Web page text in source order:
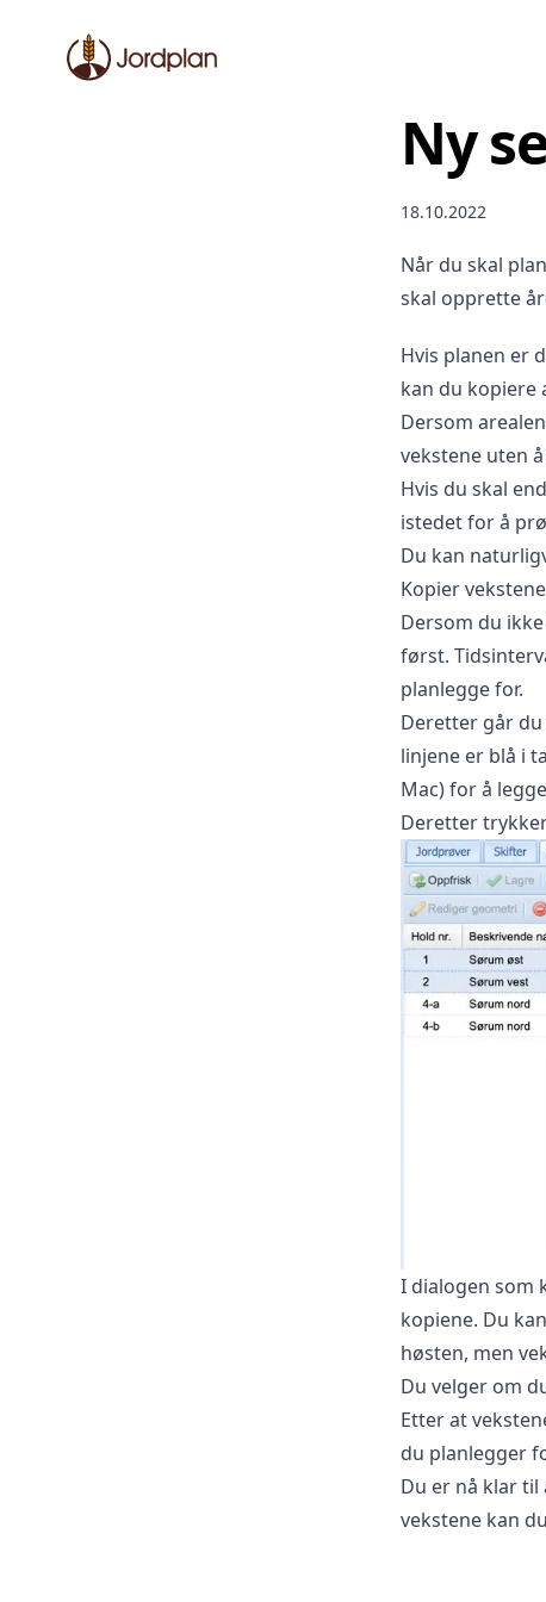
Jordplan
Ny
18.10.2022
Når du skal
skal opprette
Hvis planen er
kan du kopiere
Dersom
vekstene uten
Hvis du skal
istedet for å
Du kan
Kopier vekstene
Dersom du
først.
planlegge for.
Deretter går
linjene er blå i
Mac) for å
Deretter
I dialogen som
kopiene. Du
høsten, men
Du velger om
Etter at
du planlegger
Du er nå klar til
vekstene kan